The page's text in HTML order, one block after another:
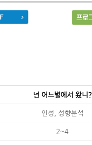
넌 어느별에서 왔니?
인성, 성향분석
2~4